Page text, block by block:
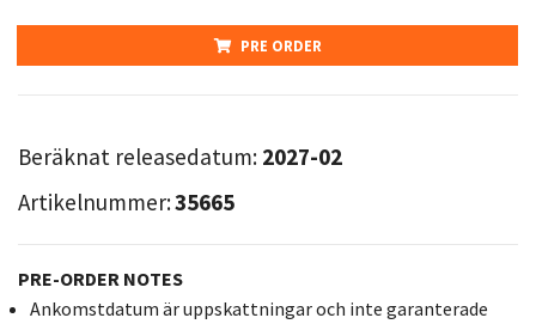
PRE ORDER
Beräknat releasedatum: 2027-02
Artikelnummer:35665
PRE-ORDER NOTES
Ankomstdatum är uppskattningar och inte garanterade